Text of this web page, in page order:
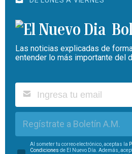
Las noticias explicadas de
entender lo más importante del
Regístrate a Boletín A.M.
Al someter tu correo electrónico, aceptas la
Condiciones de El Nuevo Día. Además,